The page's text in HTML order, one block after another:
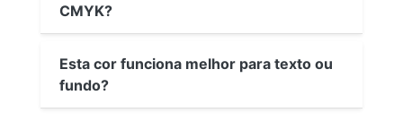
CMYK?
Esta cor funciona melhor para texto ou
fundo?